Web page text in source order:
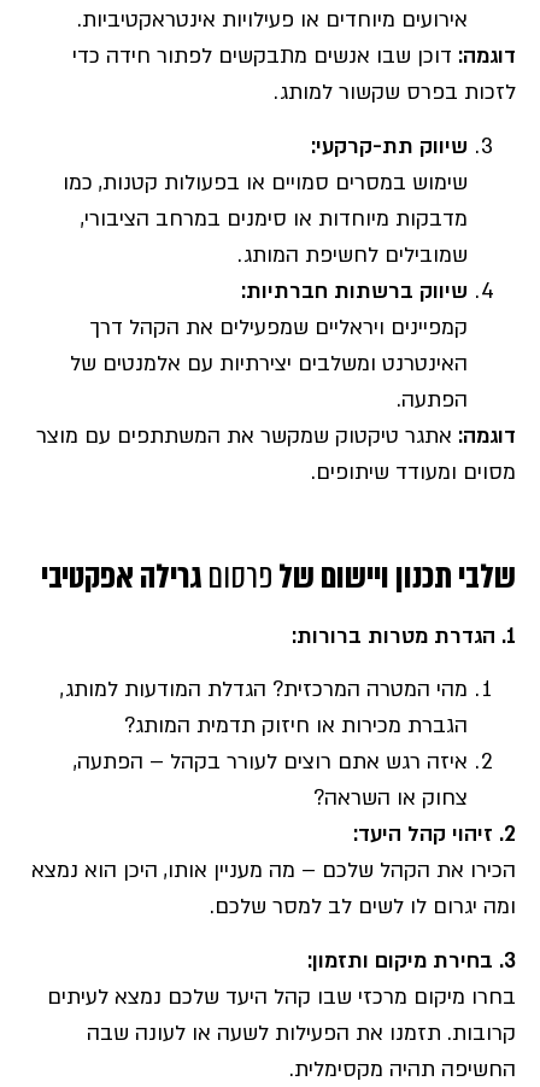
אירועים מיוחדים או פעילויות אינטראקטיביות.
דוגמה: דוכן שבו אנשים מתבקשים לפתור חידה כדי
לזכות בפרס שקשור למותג.
שיווק תת-קרקעי:
שימוש במסרים סמויים או בפעולות קטנות, כמו
מדבקות מיוחדות או סימנים במרחב הציבורי,
שמובילים לחשיפת המותג.
שיווק ברשתות חברתיות:
קמפיינים ויראליים שמפעילים את הקהל דרך
האינטרנט ומשלבים יצירתיות עם אלמנטים של
הפתעה.
דוגמה: אתגר טיקטוק שמקשר את המשתתפים עם מוצר
מסוים ומעודד שיתופים.
שלבי תכנון ויישום שלפרסוםגרילה אפקטיבי
1. הגדרת מטרות ברורות:
מהי המטרה המרכזית? הגדלת המודעות למותג,
הגברת מכירות או חיזוק תדמית המותג?
איזה רגש אתם רוצים לעורר בקהל – הפתעה,
צחוק או השראה?
2. זיהוי קהל היעד:
הכירו את הקהל שלכם – מה מעניין אותו, היכן הוא נמצא
ומה יגרום לו לשים לב למסר שלכם.
3. בחירת מיקום ותזמון:
בחרו מיקום מרכזי שבו קהל היעד שלכם נמצא לעיתים
קרובות. תזמנו את הפעילות לשעה או לעונה שבה
החשיפה תהיה מקסימלית.